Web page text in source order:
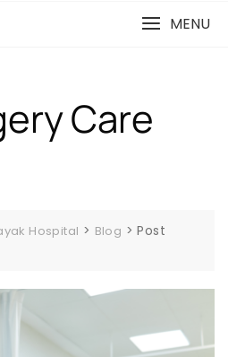
MENU
Care
Hospital > Blog >Post